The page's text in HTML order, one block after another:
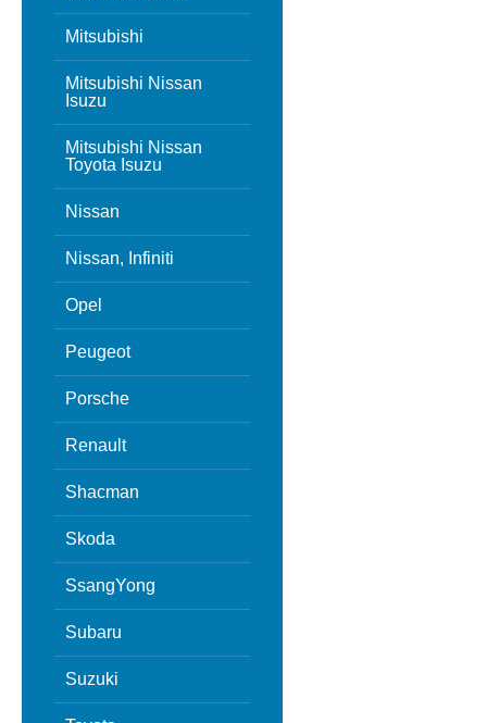
Mitsubishi
Mitsubishi Nissan
Isuzu
Mitsubishi Nissan
Toyota Isuzu
Nissan
Nissan, Infiniti
Opel
Peugeot
Porsche
Renault
Shacman
Skoda
SsangYong
Subaru
Suzuki